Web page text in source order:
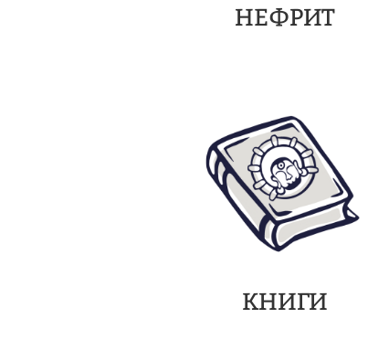
НЕФРИТ
КНИГИ